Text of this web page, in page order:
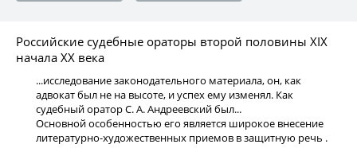
Российские судебные ораторы второй половины XIX
начала XX века
...исследование законодательного материала, он, как
адвокат был не на высоте, и успех ему изменял. Как
судебный оратор С. А. Андреевский был...
Основной особенностью его является широкое внесение
литературно-художественных приемов в защитную речь .